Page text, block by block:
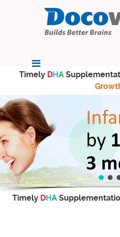
Timely DHA
Timely DHA